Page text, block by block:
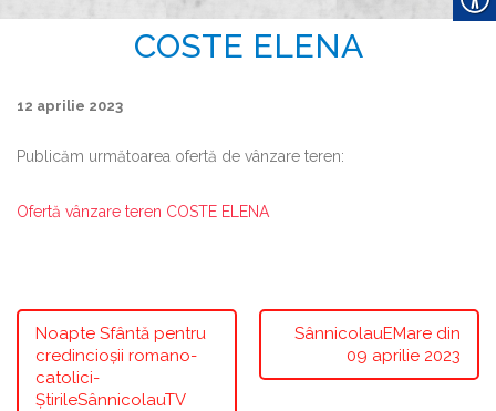
:
COSTE ELENA
12 aprilie 2023
Publicăm următoarea ofertă de vânzare teren:
Ofertă vânzare teren COSTE ELENA
Noapte Sfântă pentru
credincioșii romano-
catolici-
ȘtirileSânnicolauTV
SânnicolauEMare din
09 aprilie 2023